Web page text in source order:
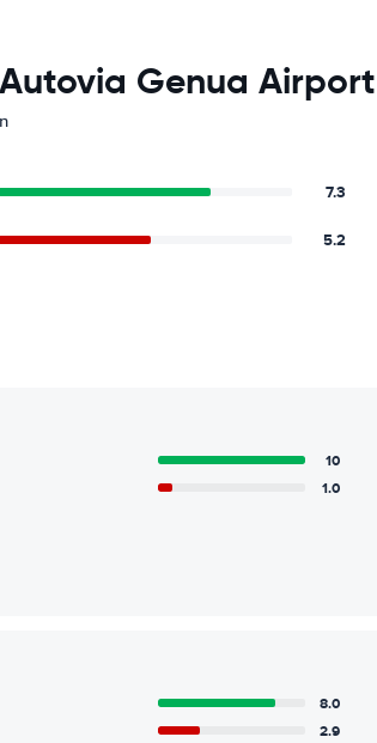
Genua Airport
7.3
5.2
10
1.0
8.0
2.9